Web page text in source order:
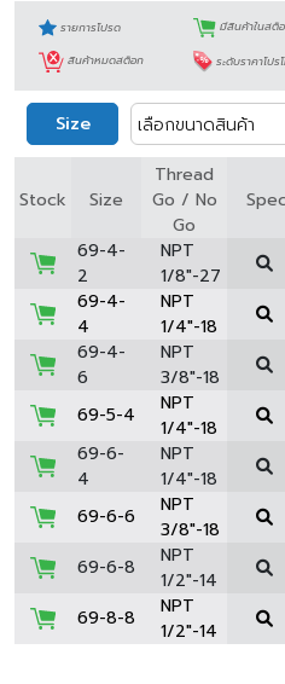
รายการโปรด มีสินค้าในสต็
สินค้าหมดสต็อก
ระดับราคาโปร
Size เลือกขนาดสินค้า
Stock Size
Thread
Go / No
Go
Spec
69-4-
2
NPT
1/8"-27
69-4-
4
NPT
1/4"-18
69-4-
6
NPT
3/8"-18
69-5-4
NPT
1/4"-18
69-6-
4
NPT
1/4"-18
69-6-6
NPT
3/8"-18
69-6-8
NPT
1/2"-14
69-8-8
NPT
1/2"-14